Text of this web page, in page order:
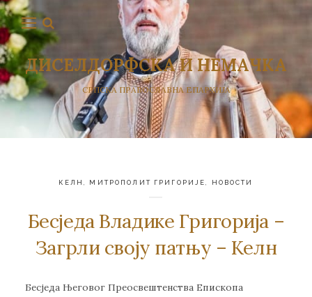
ДИСЕЛДОРФСКА И НЕМАЧКА
СРПСКА ПРАВОСЛАВНА ЕПАРХИЈА
КЕЛН МИТРОПОЛИТ ГРИГОРИЈЕ НОВОСТИ
Бесједа Владике Григорија –
Загрли своју патњу – Келн
Бесједа Његовог Преосвештенства Епископа